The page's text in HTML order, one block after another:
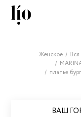
ВАШ
Женское
платье